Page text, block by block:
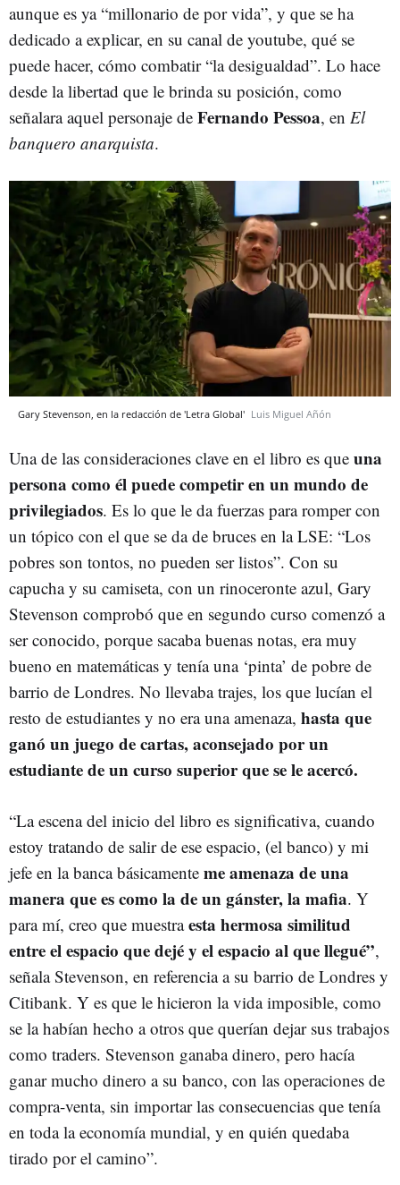
aunque es ya “millonario de por vida”, y que se ha
dedicado a explicar, en su canal de youtube, qué se
puede hacer, cómo combatir “la desigualdad”. Lo hace
desde la libertad que le brinda su posición, como
señalara aquel personaje de Fernando Pessoa, en El
banquero anarquista.
Gary Stevenson, en la redacción de 'Letra Global' Luis Miguel Añón
Una de las consideraciones clave en el libro es que una
persona como él puede competir en un mundo de
privilegiados. Es lo que le da fuerzas para romper con
un tópico con el que se da de bruces en la LSE: “Los
pobres son tontos, no pueden ser listos”. Con su
capucha y su camiseta, con un rinoceronte azul, Gary
Stevenson comprobó que en segundo curso comenzó a
ser conocido, porque sacaba buenas notas, era muy
bueno en matemáticas y tenía una ‘pinta’ de pobre de
barrio de Londres. No llevaba trajes, los que lucían el
resto de estudiantes y no era una amenaza, hasta que
ganó un juego de cartas, aconsejado por un
estudiante de un curso superior que se le acercó.
“La escena del inicio del libro es significativa, cuando
estoy tratando de salir de ese espacio, (el banco) y mi
jefe en la banca básicamente me amenaza de una
manera que es como la de un gánster, la mafia. Y
para mí, creo que muestraesta hermosa similitud
entre el espacio que dejé y el espacio al que llegué”,
señala Stevenson, en referencia a su barrio de Londres y
Citibank. Y es que le hicieron la vida imposible, como
se la habían hecho a otros que querían dejar sus trabajos
como traders. Stevenson ganaba dinero, pero hacía
ganar mucho dinero a su banco, con las operaciones de
compra-venta, sin importar las consecuencias que tenía
en toda la economía mundial, y en quién quedaba
tirado por el camino”.